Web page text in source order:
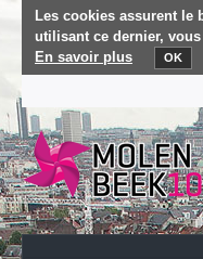
Les cookies assurent le
utilisant ce dernier,
En savoir plus
OK